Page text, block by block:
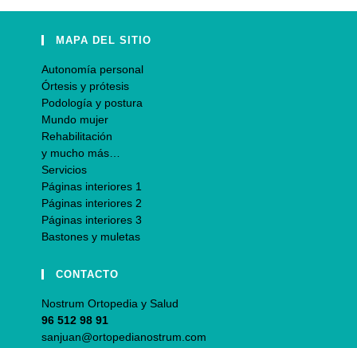
MAPA DEL SITIO
Autonomía personal
Órtesis y prótesis
Podología y postura
Mundo mujer
Rehabilitación
y mucho más…
Servicios
Páginas interiores 1
Páginas interiores 2
Páginas interiores 3
Bastones y muletas
CONTACTO
Nostrum Ortopedia y Salud
96 512 98 91
sanjuan@ortopedianostrum.com